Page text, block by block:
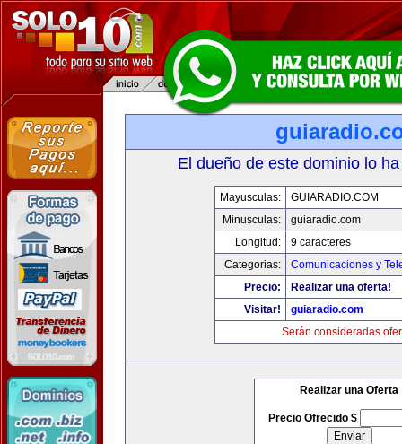
El dueño de este dominio lo
Mayusculas:
GUIARADIO.COM
Minusculas:
guiaradio.com
Longitud:
9 caracteres
Categorias:
Comunicaciones y
Precio:
Realizar una oferta!
Visitar!
guiaradio.com
Serán consideradas
Realizar una Oferta
Precio Ofrecido $